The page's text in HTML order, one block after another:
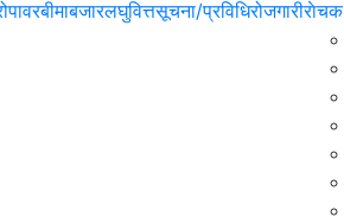
बीमाबजारलघुवित्तसूचना/प्रविधिरोजगारीराेचक